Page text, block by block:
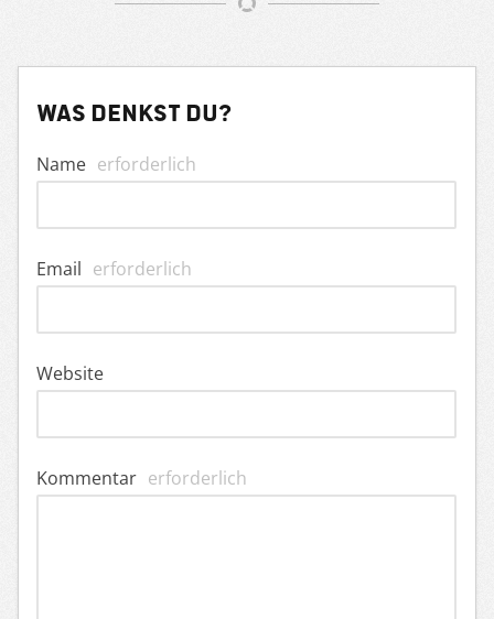
Was denkst du?
Name erforderlich
Email erforderlich
Website
Kommentar erforderlich